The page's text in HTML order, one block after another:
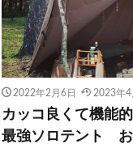
2022年2月6日 2023年4
カッコ良くて機能
最強ソロテント お